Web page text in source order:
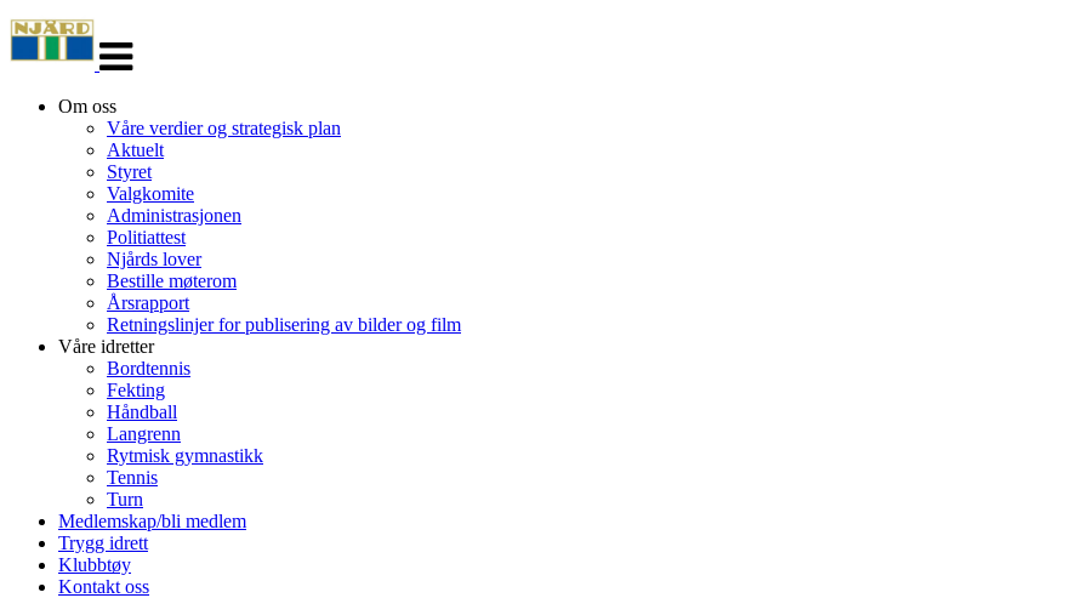
navigasjon
Om oss
Våre verdier og strategisk plan
Aktuelt
Styret
Valgkomite
Administrasjonen
Politiattest
Njårds lover
Bestille møterom
Årsrapport
Retningslinjer for publisering av bilder og film
Våre idretter
Bordtennis
Fekting
Håndball
Langrenn
Rytmisk gymnastikk
Tennis
Turn
Medlemskap/bli medlem
Trygg idrett
Klubbtøy
Kontakt oss